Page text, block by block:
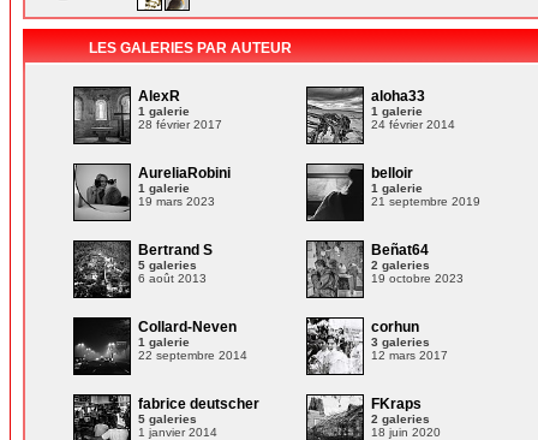
LES GALERIES PAR AUTEUR
AlexR
1 galerie
28 février 2017
aloha33
1 galerie
24 février 2014
AureliaRobini
1 galerie
19 mars 2023
belloir
1 galerie
21 septembre 2019
Bertrand S
5 galeries
6 août 2013
Beñat64
2 galeries
19 octobre 2023
Collard-Neven
1 galerie
22 septembre 2014
corhun
3 galeries
12 mars 2017
fabrice deutscher
5 galeries
1 janvier 2014
FKraps
2 galeries
18 juin 2020